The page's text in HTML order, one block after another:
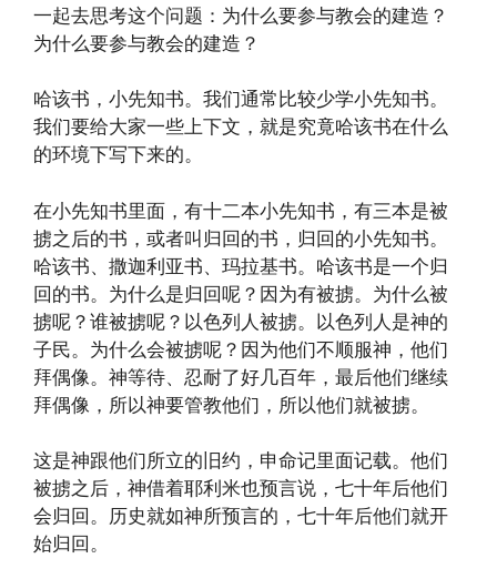
一起去思考这个问题：为什么要参与教会的建造？
为什么要参与教会的建造？
哈该书，小先知书。我们通常比较少学小先知书。
我们要给大家一些上下文，就是究竟哈该书在什么
的环境下写下来的。
在小先知书里面，有十二本小先知书，有三本是被
掳之后的书，或者叫归回的书，归回的小先知书。
哈该书、撒迦利亚书、玛拉基书。哈该书是一个归
回的书。为什么是归回呢？因为有被掳。为什么被
掳呢？谁被掳呢？以色列人被掳。以色列人是神的
子民。为什么会被掳呢？因为他们不顺服神，他们
拜偶像。神等待、忍耐了好几百年，最后他们继续
拜偶像，所以神要管教他们，所以他们就被掳。
这是神跟他们所立的旧约，申命记里面记载。他们
被掳之后，神借着耶利米也预言说，七十年后他们
会归回。历史就如神所预言的，七十年后他们就开
始归回。